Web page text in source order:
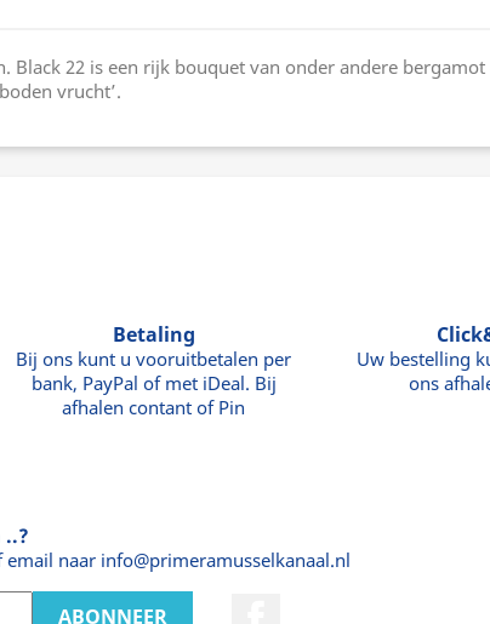
22 is een rijk bouquet van onder andere bergamot
vrucht’.
Betaling
Bij ons kunt u vooruitbetalen per
bank, PayPal of met iDeal. Bij
afhalen contant of Pin
Uw bestelling
ons
..?
email naar info@primeramusselkanaal.nl